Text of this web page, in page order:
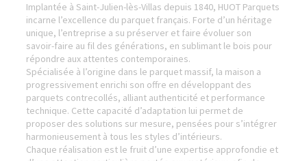
Implantée à Saint-Julien-lès-Villas depuis 1840, HUOT Parquets
incarne l’excellence du parquet français. Forte d’un héritage
unique, l’entreprise a su préserver et faire évoluer son
savoir-faire au fil des générations, en sublimant le bois pour
répondre aux attentes contemporaines.
Spécialisée à l’origine dans le parquet massif, la maison a
progressivement enrichi son offre en développant des
parquets contrecollés, alliant authenticité et performance
technique. Cette capacité d’adaptation lui permet de
proposer des solutions sur mesure, pensées pour s’intégrer
harmonieusement à tous les styles d’intérieurs.
Chaque réalisation est le fruit d’une expertise approfondie et